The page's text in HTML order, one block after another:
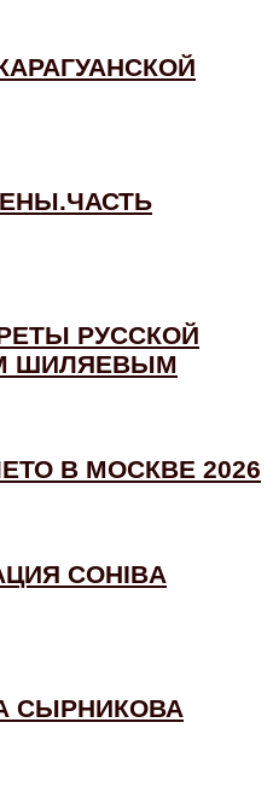
РУССКОЙ
ШИЛЯЕВЫМ
В МОСКВЕ 2026
COHIBA
СЫРНИКОВА